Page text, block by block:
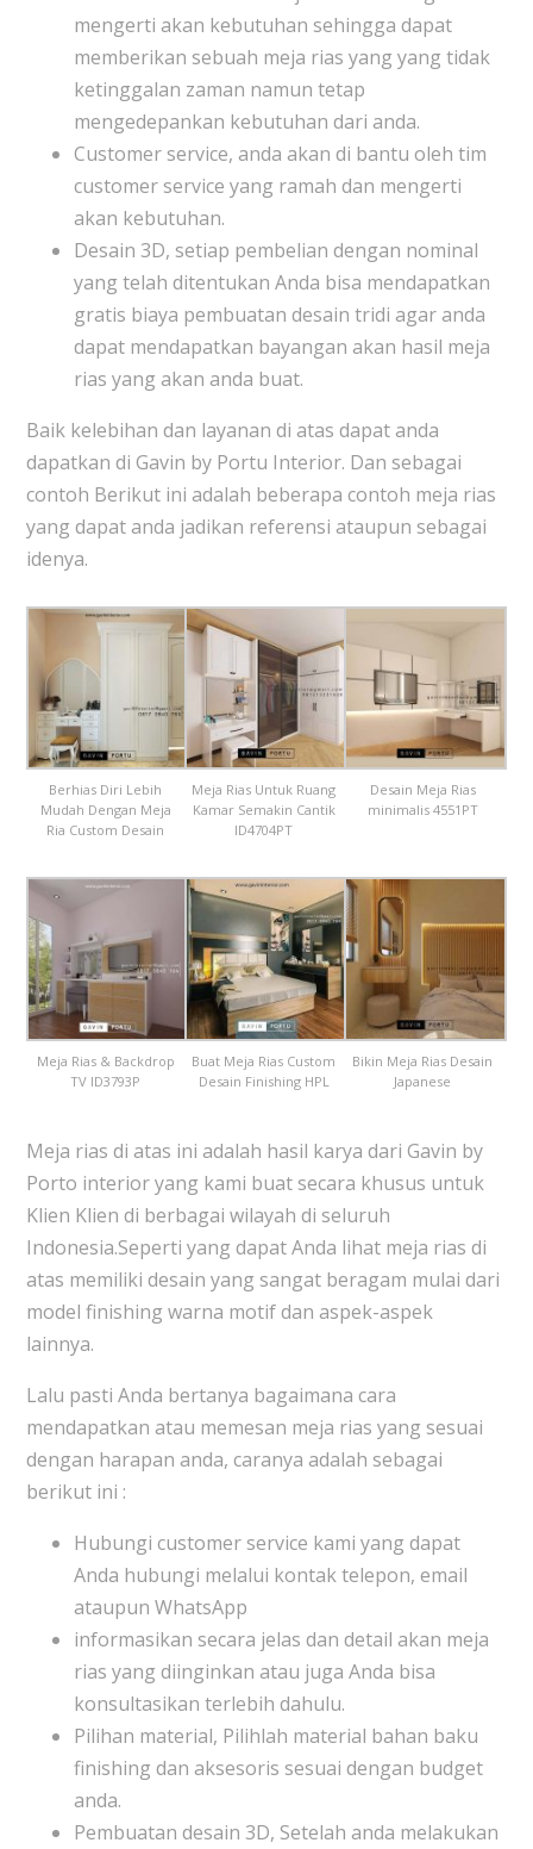
mengerti akan kebutuhan sehingga dapat
memberikan sebuah meja rias yang yang tidak
ketinggalan zaman namun tetap
mengedepankan kebutuhan dari anda.
Customer service, anda akan di bantu oleh tim
customer service yang ramah dan mengerti
akan kebutuhan.
Desain 3D, setiap pembelian dengan nominal
yang telah ditentukan Anda bisa mendapatkan
gratis biaya pembuatan desain tridi agar anda
dapat mendapatkan bayangan akan hasil meja
rias yang akan anda buat.
Baik kelebihan dan layanan di atas dapat anda
dapatkan di Gavin by Portu Interior. Dan sebagai
contoh Berikut ini adalah beberapa contoh meja rias
yang dapat anda jadikan referensi ataupun sebagai
idenya.
Berhias Diri Lebih
Mudah Dengan Meja
Ria Custom Desain
Meja Rias Untuk Ruang
Kamar Semakin Cantik
ID4704PT
Desain Meja Rias
minimalis 4551PT
Meja Rias & Backdrop
TV ID3793P
Buat Meja Rias Custom
Desain Finishing HPL
Bikin Meja Rias Desain
Japanese
Meja rias di atas ini adalah hasil karya dari Gavin by
Porto interior yang kami buat secara khusus untuk
Klien Klien di berbagai wilayah di seluruh
Indonesia.Seperti yang dapat Anda lihat meja rias di
atas memiliki desain yang sangat beragam mulai dari
model finishing warna motif dan aspek-aspek
lainnya.
Lalu pasti Anda bertanya bagaimana cara
mendapatkan atau memesan meja rias yang sesuai
dengan harapan anda, caranya adalah sebagai
berikut ini :
Hubungi customer service kami yang dapat
Anda hubungi melalui kontak telepon, email
ataupun WhatsApp
informasikan secara jelas dan detail akan meja
rias yang diinginkan atau juga Anda bisa
konsultasikan terlebih dahulu.
Pilihan material, Pilihlah material bahan baku
finishing dan aksesoris sesuai dengan budget
anda.
Pembuatan desain 3D, Setelah anda melakukan